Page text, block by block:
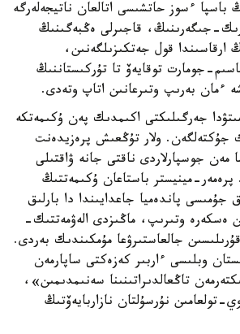
ءسوز حاتشىسى اتالعان ناتيجەلەرگە
جىگەرىنىڭ، قاجىرلى ەڭبەگىنىڭ
ارقاسىندا قول جەتكىزىلگەنىن،
جومارت توقايەۆ تا تۇركىستاننىڭ
ءمان بەرىپ وتىرعانىن اتاپ وتەدى.
جەرگىلىكتى اكىمدىك پەن ۇكىمەتكە
جۇكتەلگەن. ولار تۇڭعىش پرەزيدەنت
مەن جوسپارلاردى ناقتى جانە ۋاقتىلى
مينيستر باستاعان ۇكىمەتتىڭ
جۇمىسى پاندەميا جاعدايىندا دا بارلىق
ەسكەرە وتىرىپ، ماڭىزدى الەۋمەتتىك-
جالعاستىرۋعا مۇمكىندىك بەردى.
وبلىسى ءاربىر كەزەكتى ساپارمەن
تاڭعالدىراتىنىنا سەنىمدىمىن»،
نۇرسۇلتان نازاربايەۆتىڭ